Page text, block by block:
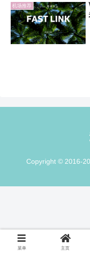
机场推荐
Copyright © 2016-
菜单 主页